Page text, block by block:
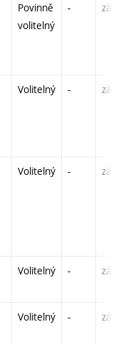
Povinně
volitelný
- zá
Volitelný - zá
Volitelný - zá
Volitelný - zá
Volitelný - zá